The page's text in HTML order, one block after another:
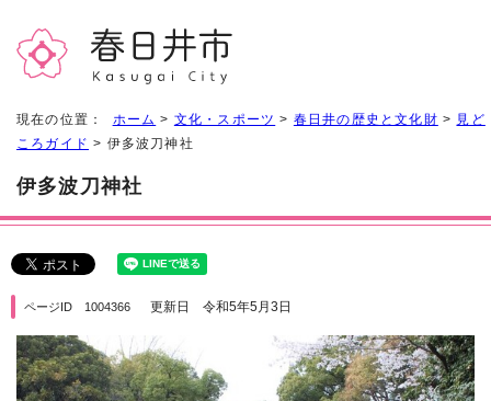
現在の位置： ホーム > 文化・スポーツ > 春日井の歴史と文化財 > 見ど
ころガイド > 伊多波刀神社
伊多波刀神社
ページID 1004366 更新日 令和5年5月3日